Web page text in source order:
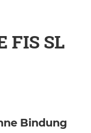
FIS SL
Bindung